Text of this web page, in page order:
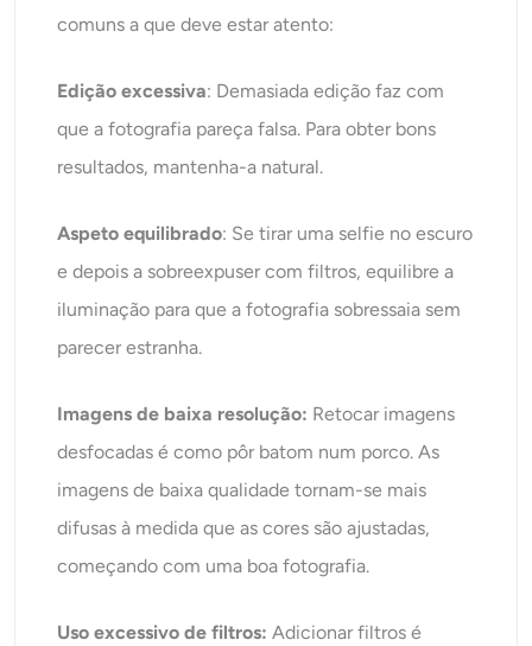
comuns a que deve estar atento:
Edição excessiva: Demasiada edição faz com
que a fotografia pareça falsa. Para obter bons
resultados, mantenha-a natural.
Aspeto equilibrado: Se tirar uma selfie no escuro
e depois a sobreexpuser com filtros, equilibre a
iluminação para que a fotografia sobressaia sem
parecer estranha.
Imagens de baixa resolução: Retocar imagens
desfocadas é como pôr batom num porco. As
imagens de baixa qualidade tornam-se mais
difusas à medida que as cores são ajustadas,
começando com uma boa fotografia.
Uso excessivo de filtros: Adicionar filtros é